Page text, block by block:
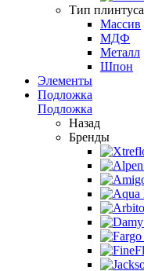
Тип плинтуса
Массив
МДФ
Металл
Шпон
Элементы
Подложка
Подложка
Назад
Бренды